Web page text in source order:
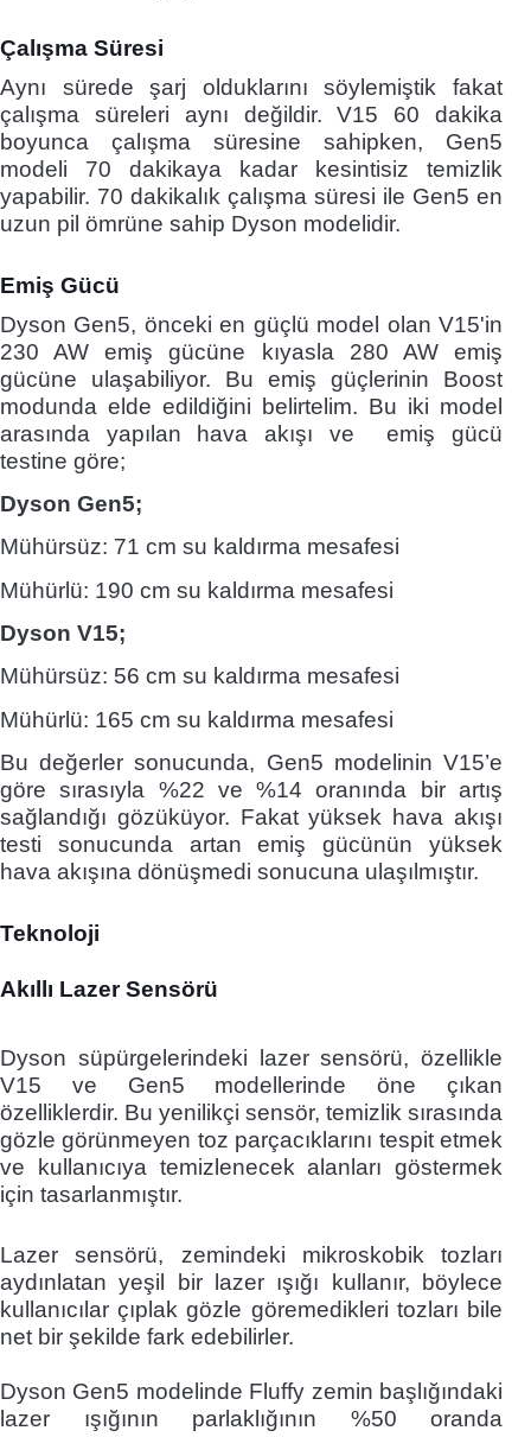
Çalışma Süresi
Aynı sürede şarj olduklarını söylemiştik fakat
çalışma süreleri aynı değildir. V15 60 dakika
boyunca çalışma süresine sahipken, Gen5
modeli 70 dakikaya kadar kesintisiz temizlik
yapabilir. 70 dakikalık çalışma süresi ile Gen5 en
uzun pil ömrüne sahip Dyson modelidir.
Emiş Gücü
Dyson Gen5, önceki en güçlü model olan V15'in
230 AW emiş gücüne kıyasla 280 AW emiş
gücüne ulaşabiliyor. Bu emiş güçlerinin Boost
modunda elde edildiğini belirtelim. Bu iki model
arasında yapılan hava akışı ve emiş gücü
testine göre;
Dyson Gen5;
Mühürsüz: 71 cm su kaldırma mesafesi
Mühürlü: 190 cm su kaldırma mesafesi
Dyson V15;
Mühürsüz: 56 cm su kaldırma mesafesi
Mühürlü: 165 cm su kaldırma mesafesi
Bu değerler sonucunda, Gen5 modelinin V15’e
göre sırasıyla %22 ve %14 oranında bir artış
sağlandığı gözüküyor. Fakat yüksek hava akışı
testi sonucunda artan emiş gücünün yüksek
hava akışına dönüşmedi sonucuna ulaşılmıştır.
Teknoloji
Akıllı Lazer Sensörü
Dyson süpürgelerindeki lazer sensörü, özellikle
V15 ve Gen5 modellerinde öne çıkan
özelliklerdir. Bu yenilikçi sensör, temizlik sırasında
gözle görünmeyen toz parçacıklarını tespit etmek
ve kullanıcıya temizlenecek alanları göstermek
için tasarlanmıştır.
Lazer sensörü, zemindeki mikroskobik tozları
aydınlatan yeşil bir lazer ışığı kullanır, böylece
kullanıcılar çıplak gözle göremedikleri tozları bile
net bir şekilde fark edebilirler.
Dyson Gen5 modelinde Fluffy zemin başlığındaki
lazer ışığının parlaklığının %50 oranda